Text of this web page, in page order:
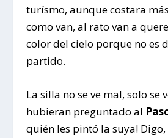
turísmo, aunque costara
como van, al rato van a
color del cielo porque no es
partido.
La silla no se ve mal, solo se
hubieran preguntado al
quién les pintó la suya!